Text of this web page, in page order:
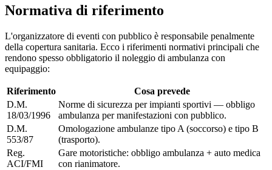
Normativa di riferimento
L'organizzatore di eventi con pubblico è responsabile penalmente
della copertura sanitaria. Ecco i riferimenti normativi principali che
rendono spesso obbligatorio il noleggio di ambulanza con
equipaggio:
Riferimento
Cosa prevede
D.M.
18/03/1996
Norme di sicurezza per impianti sportivi — obbligo
ambulanza per manifestazioni con pubblico.
D.M.
553/87
Omologazione ambulanze tipo A (soccorso) e tipo B
(trasporto).
Reg.
ACI/FMI
Gare motoristiche: obbligo ambulanza + auto medica
con rianimatore.